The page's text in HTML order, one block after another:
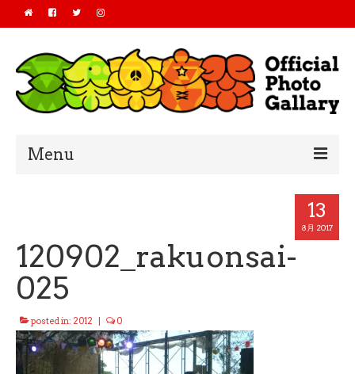
Menu
2018
2017
2016
All Photo
13
8月 2017
120902_rakuonsai-
025
posted in: 2012 0